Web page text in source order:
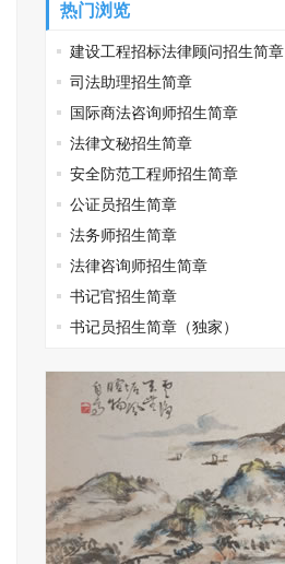
热门浏览
建设工程招标法律顾问招生简章
司法助理招生简章
国际商法咨询师招生简章
法律文秘招生简章
安全防范工程师招生简章
公证员招生简章
法务师招生简章
法律咨询师招生简章
书记官招生简章
书记员招生简章（独家）